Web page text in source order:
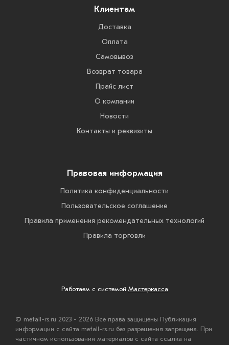
Клиентам
Доставка
Оплата
Самовывоз
Возврат товара
Прайс лист
О компании
Новости
Контакты и реквизиты
Правовая информация
Политика конфиденциальности
Пользовательское соглашение
Правила применения рекомендательных технологий
Правила торговли
Работаем с системой Мастеркасса
© metall-rs.ru 2023 - 2026 Все права защищены Публикация
информации с сайта metall-rs.ru без разрешения запрещена. При
частичном использовании материалов с сайта ссылка на